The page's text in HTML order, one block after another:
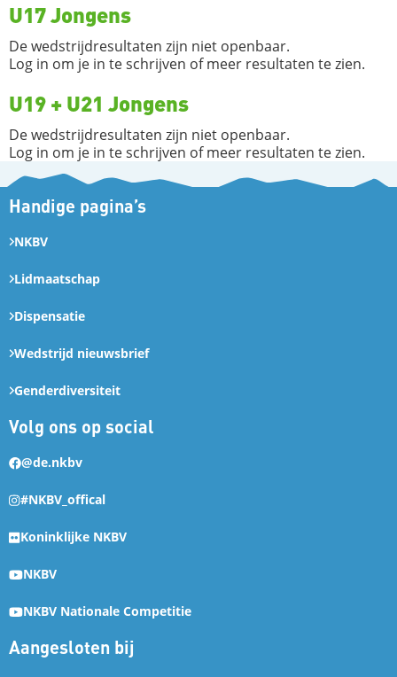
U17 Jongens
De wedstrijdresultaten zijn niet openbaar.
Log in om je in te schrijven of meer resultaten te zien.
U19 + U21 Jongens
De wedstrijdresultaten zijn niet openbaar.
Log in om je in te schrijven of meer resultaten te zien.
Handige pagina’s
NKBV
Lidmaatschap
Dispensatie
Wedstrijd nieuwsbrief
Genderdiversiteit
Volg ons op social
@de.nkbv
#NKBV_offical
Koninklijke NKBV
NKBV
NKBV Nationale Competitie
Aangesloten bij